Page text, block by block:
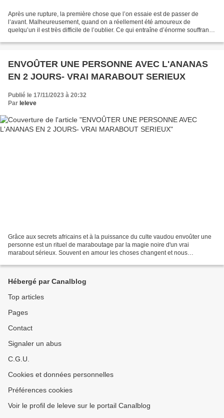
Après une rupture, la première chose que l’on essaie est de passer de
l’avant. Malheureusement, quand on a réellement été amoureux de
quelqu’un il est très difficile de l’oublier. Ce qui entraîne d’énorme souffrance
ENVOÛTER UNE PERSONNE AVEC L'ANANAS
EN 2 JOURS- VRAI MARABOUT SERIEUX
Publié le 17/11/2023 à 20:32
Par leleve
Grâce aux secrets africains et à la puissance du culte vaudou envoûter une
personne est un rituel de maraboutage par la magie noire d'un vrai
marabout sérieux. Souvent en amour les choses changent et nous
Hébergé par Canalblog
Top articles
Pages
Contact
Signaler un abus
C.G.U.
Cookies et données personnelles
Préférences cookies
Voir le profil de leleve sur le portail Canalblog